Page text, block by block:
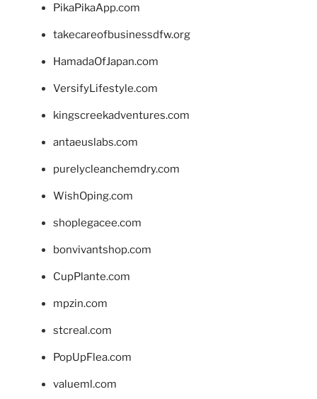
PikaPikaApp.com
takecareofbusinessdfw.org
HamadaOfJapan.com
VersifyLifestyle.com
kingscreekadventures.com
antaeuslabs.com
purelycleanchemdry.com
WishOping.com
shoplegacee.com
bonvivantshop.com
CupPlante.com
mpzin.com
stcreal.com
PopUpFlea.com
valueml.com